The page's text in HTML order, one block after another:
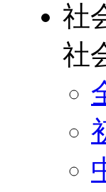
社
社